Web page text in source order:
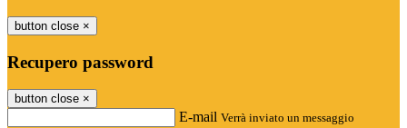
button close ×
Recupero password
button close ×
E-mail Verrà inviato un messaggio